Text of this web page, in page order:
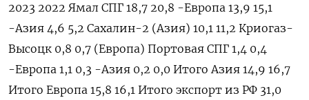
2023 2022 Ямал СПГ 18,7 20,8 -Европа 13,9 15,1
-Азия 4,6 5,2 Сахалин-2 (Азия) 10,1 11,2 Криогаз-
Высоцк 0,8 0,7 (Европа) Портовая СПГ 1,4 0,4
-Европа 1,1 0,3 -Азия 0,2 0,0 Итого Азия 14,9 16,7
Итого Европа 15,8 16,1 Итого экспорт из РФ 31,0